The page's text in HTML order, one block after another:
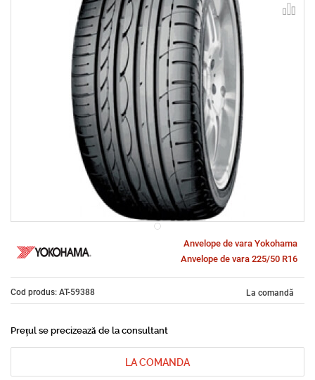
Anvelope de vara Yokohama
Anvelope de vara 225/50 R16
Cod produs: AT-59388 La comandă
Prețul se precizează de la consultant
LA COMANDA